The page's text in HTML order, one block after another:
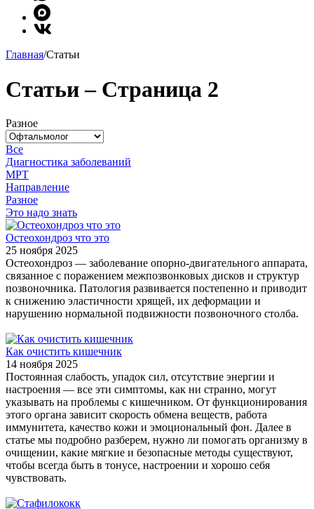
Главная/Статьи
Статьи – Страница 2
Разное
Все
Диагностика заболеваний
МРТ
Направление
Разное
Это надо знать
Остеохондроз что это
25 ноября 2025
Остеохондроз — заболевание опорно-двигательного аппарата,
связанное с поражением межпозвонковых дисков и структур
позвоночника. Патология развивается постепенно и приводит
к снижению эластичности хрящей, их деформации и
нарушению нормальной подвижности позвоночного столба.
Как очистить кишечник
14 ноября 2025
Постоянная слабость, упадок сил, отсутствие энергии и
настроения — все эти симптомы, как ни странно, могут
указывать на проблемы с кишечником. От функционирования
этого органа зависит скорость обмена веществ, работа
иммунитета, качество кожи и эмоциональный фон. Далее в
статье мы подробно разберем, нужно ли помогать организму в
очищении, какие мягкие и безопасные методы существуют,
чтобы всегда быть в тонусе, настроении и хорошо себя
чувствовать.